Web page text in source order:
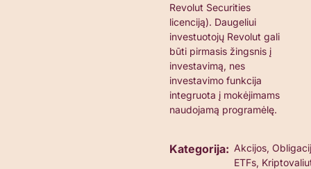
Revolut Securities
licenciją). Daugeliui
investuotojų Revolut gali
būti pirmasis žingsnis į
investavimą, nes
investavimo funkcija
integruota į mokėjimams
naudojamą programėlę.
Kategorija: Akcijos,
ETFs,